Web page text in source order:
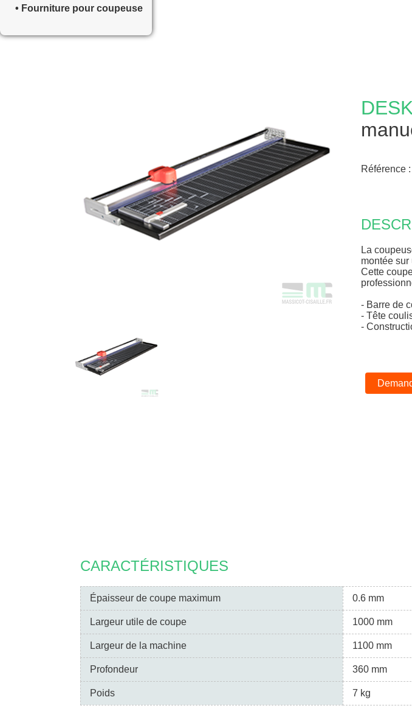
• Fourniture pour coupeuse
Référence
La
montée sur
Cette
- Barre de
- Tête
-
CARACTÉRISTIQUES
Épaisseur de coupe maximum 0.6 mm
Largeur utile de coupe 1000 mm
Largeur de la machine 1100 mm
Profondeur 360 mm
Poids 7 kg